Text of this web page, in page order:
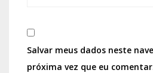
Salvar meus dados neste
próxima vez que eu